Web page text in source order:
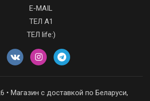
E-MAIL
ТЕЛ А1
ТЕЛ life:)
• Магазин с доставкой по Беларуси,